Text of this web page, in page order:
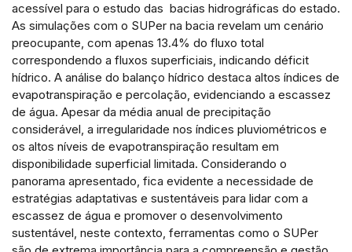
acessível para o estudo das bacias hidrográficas do estado.
As simulações com o SUPer na bacia revelam um cenário
preocupante, com apenas 13.4% do fluxo total
correspondendo a fluxos superficiais, indicando déficit
hídrico. A análise do balanço hídrico destaca altos índices de
evapotranspiração e percolação, evidenciando a escassez
de água. Apesar da média anual de precipitação
considerável, a irregularidade nos índices pluviométricos e
os altos níveis de evapotranspiração resultam em
disponibilidade superficial limitada. Considerando o
panorama apresentado, fica evidente a necessidade de
estratégias adaptativas e sustentáveis para lidar com a
escassez de água e promover o desenvolvimento
sustentável, neste contexto, ferramentas como o SUPer